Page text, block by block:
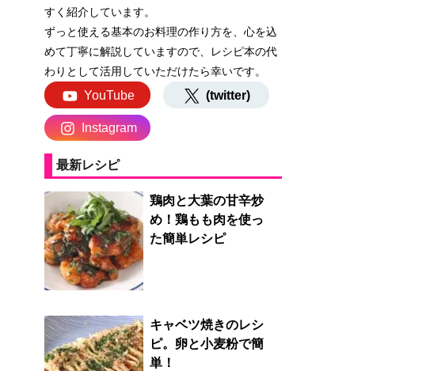
すく紹介しています。
ずっと使える基本のお料理の作り方を、心を込
めて丁寧に解説していますので、レシピ本の代
わりとして活用していただけたら幸いです。
YouTube (twitter)
Instagram
最新レシピ
鶏肉と大葉の甘辛炒
め！鶏もも肉を使っ
た簡単レシピ
キャベツ焼きのレシ
ピ。卵と小麦粉で簡
単！